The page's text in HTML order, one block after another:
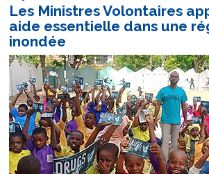
Les Ministres Volontaires
aide essentielle dans une
inondée